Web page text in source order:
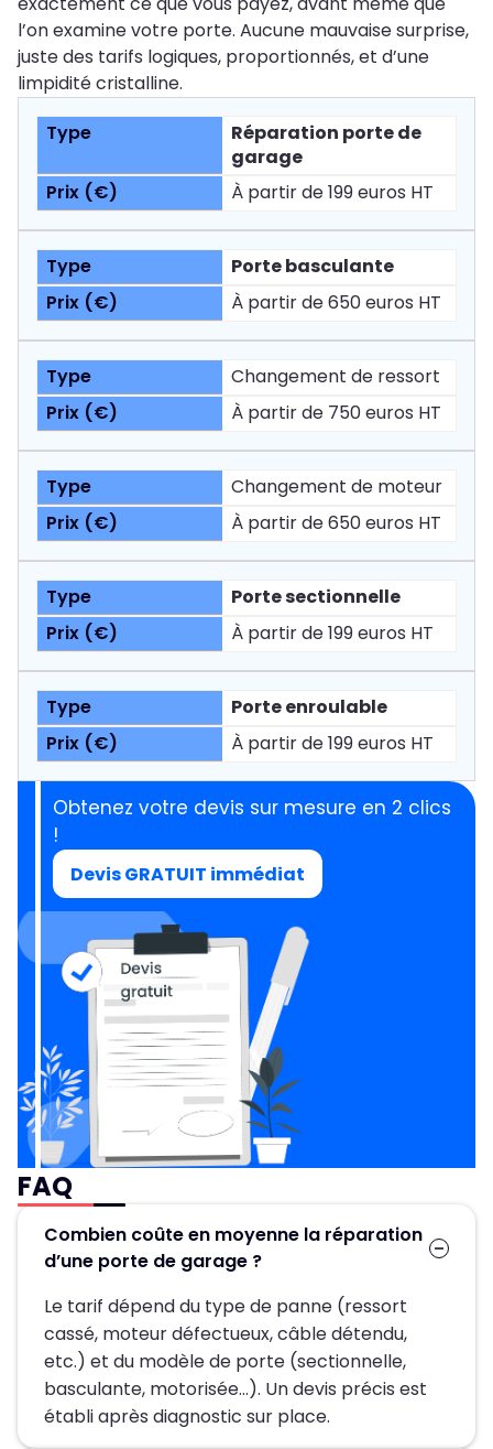
l’on examine votre porte. Aucune mauvaise surprise,
juste des tarifs logiques, proportionnés, et d’une
limpidité cristalline.
Réparation porte de
garage
À partir de 199 euros HT
Porte basculante
À partir de 650 euros HT
Changement de ressort
À partir de 750 euros HT
Changement de moteur
À partir de 650 euros HT
Porte sectionnelle
À partir de 199 euros HT
Porte enroulable
À partir de 199 euros HT
Obtenez votre devis sur mesure en 2 clics
!
Devis GRATUIT immédiat
FAQ
Combien coûte en moyenne la réparation
d’une porte de garage ?
Le tarif dépend du type de panne (ressort
cassé, moteur défectueux, câble détendu,
etc.) et du modèle de porte (sectionnelle,
basculante, motorisée…). Un devis précis est
établi après diagnostic sur place.